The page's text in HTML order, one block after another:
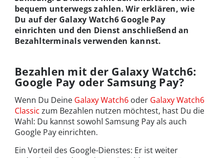
bequem unterwegs zahlen. Wir erklären, wie
Du auf der Galaxy Watch6 Google Pay
einrichten und den Dienst anschließend an
Bezahlterminals verwenden kannst.
Bezahlen mit der Galaxy Watch6:
Google Pay oder Samsung Pay?
Wenn Du Deine Galaxy Watch6 oder Galaxy Watch6
Classic zum Bezahlen nutzen möchtest, hast Du die
Wahl: Du kannst sowohl Samsung Pay als auch
Google Pay einrichten.
Ein Vorteil des Google-Dienstes: Er ist weiter